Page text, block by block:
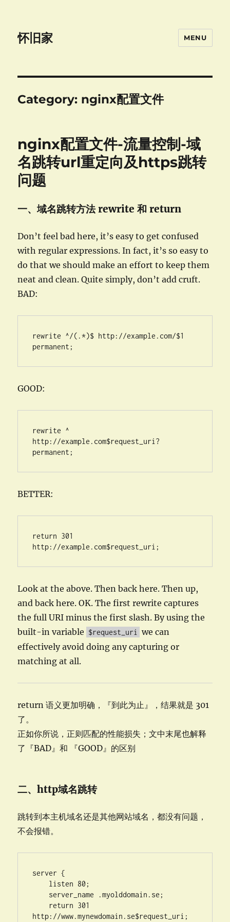
怀旧家 MENU
Category: nginx配置文件
nginx配置文件-流量控制-域
名跳转url重定向及https跳转
问题
一、域名跳转方法 rewrite 和 return
Don’t feel bad here, it’s easy to get confused
with regular expressions. In fact, it’s so easy to
do that we should make an effort to keep them
neat and clean. Quite simply, don’t add cruft.
BAD:
rewrite ^/(.*)$ http://example.com/$1
permanent ;
GOOD:
rewrite ^
http://example.com$request_uri?
permanent ;
BETTER:
return 301
http://example.com$request_uri ;
Look at the above. Then back here. Then up,
and back here. OK. The first rewrite captures
the full URI minus the first slash. By using the
built-in variable $request_uri
we can
effectively avoid doing any capturing or
matching at all.
return 语义更加明确，『到此为止』，结果就是 301
了。
正如你所说，正则匹配的性能损失；文中末尾也解释
了『BAD』和 『GOOD』的区别
二、http域名跳转
跳转到本主机域名还是其他网站域名，都没有问题，
不会报错。
server {
http://www.mynewdomain.se$request_uri;